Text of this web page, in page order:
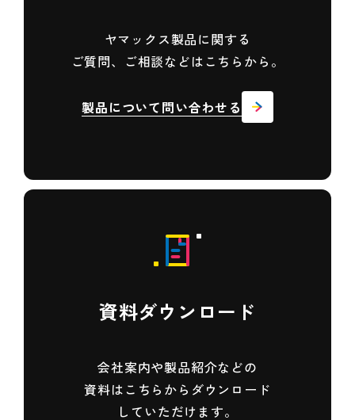
ヤマックス製品に関する
ご質問、ご相談などはこちらから。
製品について問い合わせる
資料ダウンロード
会社案内や製品紹介などの
資料は こちらからダウンロード
していただけます。